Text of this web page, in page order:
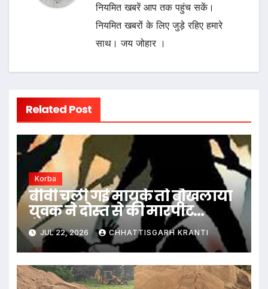
नियमित खबरें आप तक पहुंच सकें।
नियमित खबरों के लिए जुड़े रहिए हमारे
साथ। जय जोहार ।
Related Post
Korba
बीवी चली गई मायके तो बौखलाया
युवक ने दोस्त से की मारपीट…
JUL 22, 2026 CHHATTISGARH KRANTI